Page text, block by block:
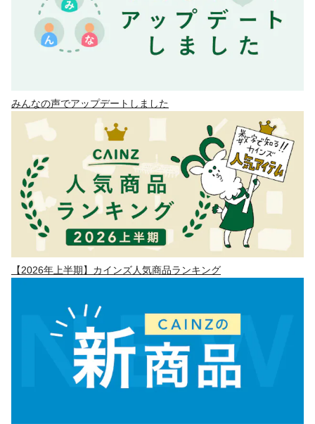
みんなの声でアップデートしました
【2026年上半期】カインズ人気商品ランキング